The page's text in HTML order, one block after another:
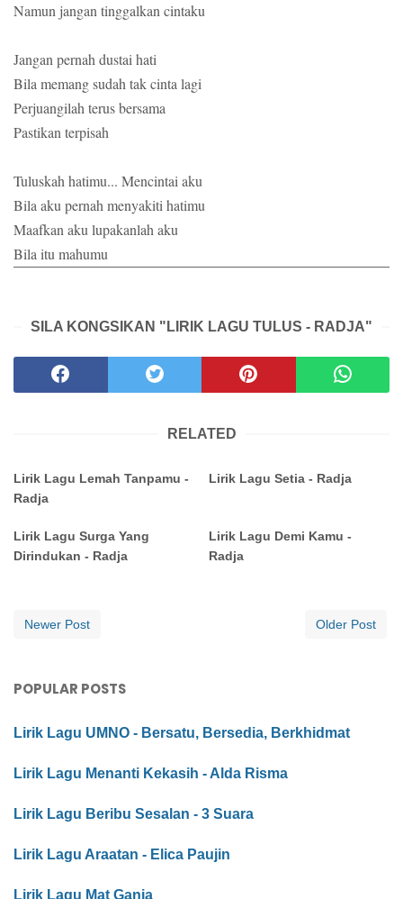
Namun jangan tinggalkan cintaku
Jangan pernah dustai hati
Bila memang sudah tak cinta lagi
Perjuangilah terus bersama
Pastikan terpisah
Tuluskah hatimu... Mencintai aku
Bila aku pernah menyakiti hatimu
Maafkan aku lupakanlah aku
Bila itu mahumu
SILA KONGSIKAN "LIRIK LAGU TULUS - RADJA"
RELATED
Lirik Lagu Lemah Tanpamu -
Radja
Lirik Lagu Setia - Radja
Lirik Lagu Surga Yang
Dirindukan - Radja
Lirik Lagu Demi Kamu -
Radja
Newer Post Older Post
POPULAR POSTS
Lirik Lagu UMNO - Bersatu, Bersedia, Berkhidmat
Lirik Lagu Menanti Kekasih - Alda Risma
Lirik Lagu Beribu Sesalan - 3 Suara
Lirik Lagu Araatan - Elica Paujin
Lirik Lagu Mat Ganja